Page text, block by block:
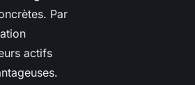
Par
actifs